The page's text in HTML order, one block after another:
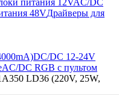
48VДрайверы для
DC/DC 12-24V
AC/DC RGB с пультом
LD36 (220V, 25W,